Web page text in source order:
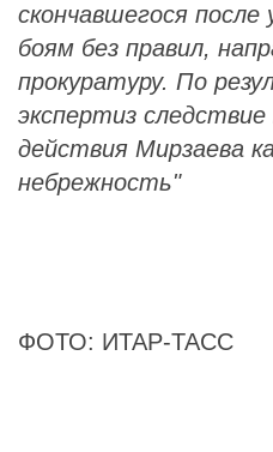
скончавшегося после
боям без правил,
прокуратуру. По
экспертиз
действия Мирзаева
небрежность"
ФОТО: ИТАР-ТАСС